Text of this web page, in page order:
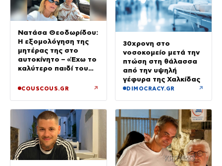
Νατάσα Θεοδωρίδου:
Η εξομολόγηση της
μητέρας της στο
αυτοκίνητο – «Έχω το
καλύτερο παιδί του
COUSCOUS.GR ↗
30χρονη στο
νοσοκομείο μετά την
πτώση στη θάλασσα
από την υψηλή
γέφυρα της Χαλκίδας
DIMOCRACY.GR ↗